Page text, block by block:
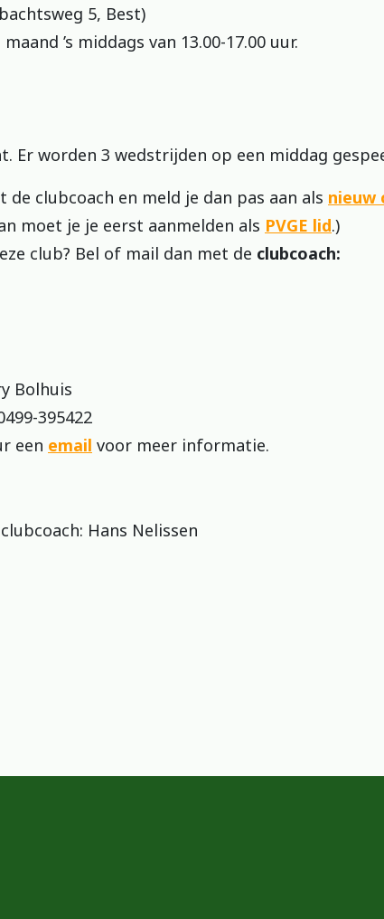
5, Best)
’s middags van 13.00-17.00 uur.
Er worden 3 wedstrijden op een middag
clubcoach en meld je dan pas aan als nieuw
moet je je eerst aanmelden als PVGE lid.)
club? Bel of mail dan met de clubcoach:
Bolhuis
395422
een email voor meer informatie.
Hans Nelissen